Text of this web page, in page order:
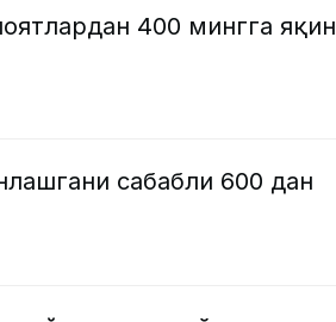
400 мингга яқин
сабабли 600 дан